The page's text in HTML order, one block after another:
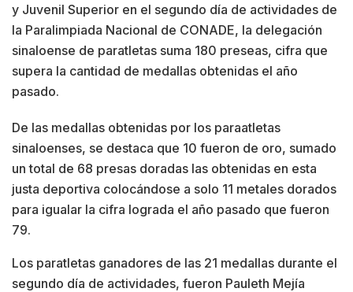
y Juvenil Superior en el segundo día de actividades de
la Paralimpiada Nacional de CONADE, la delegación
sinaloense de paratletas suma 180 preseas, cifra que
supera la cantidad de medallas obtenidas el año
pasado.
De las medallas obtenidas por los paraatletas
sinaloenses, se destaca que 10 fueron de oro, sumado
un total de 68 presas doradas las obtenidas en esta
justa deportiva colocándose a solo 11 metales dorados
para igualar la cifra lograda el año pasado que fueron
79.
Los paratletas ganadores de las 21 medallas durante el
segundo día de actividades, fueron Pauleth Mejía